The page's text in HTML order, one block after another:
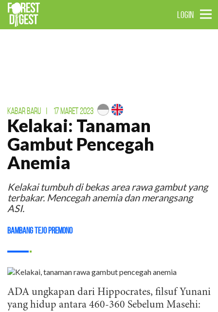
LOGIN
KABAR BARU 17 MARET 2023
Kelakai: Tanaman
Gambut Pencegah
Anemia
Kelakai tumbuh di bekas area rawa gambut yang
terbakar. Mencegah anemia dan merangsang
ASI.
Bambang Tejo Premono
ADA ungkapan dari Hippocrates, filsuf Yunani
yang hidup antara 460-360 Sebelum Masehi: